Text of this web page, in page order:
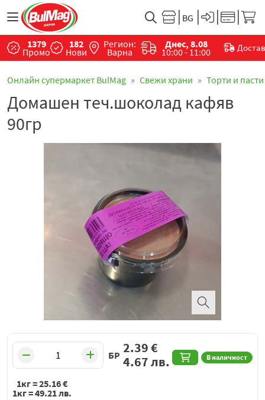
1379
Промо
182
Нови
Регион:
Варна
Днес, 8.08
10:00 - 11:00
Онлайн супермаркет BulMag Свежи храни Торти и пасти
Домашен теч.шоколад кафяв
90гр
БР В наличност
2.39€
4.67лв.
1кг =25.16€
1кг =49.21лв.